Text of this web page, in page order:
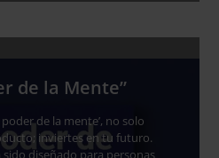
de la Mente”
de la mente’, no solo
inviertes en tu futuro.
sido diseñado para personas